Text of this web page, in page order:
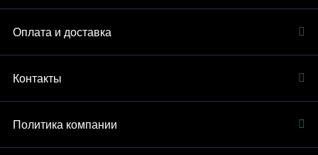
Оплата и доставка
Контакты
Политика компании